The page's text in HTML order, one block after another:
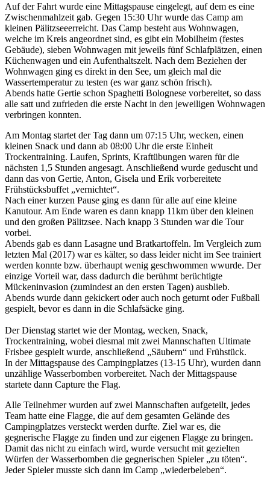
Auf der Fahrt wurde eine Mittagspause eingelegt, auf dem es eine
Zwischenmahlzeit gab. Gegen 15:30 Uhr wurde das Camp am
kleinen Pälitzseeerreicht. Das Camp besteht aus Wohnwagen,
welche im Kreis angeordnet sind, es gibt ein Mobilheim (festes
Gebäude), sieben Wohnwagen mit jeweils fünf Schlafplätzen, einen
Küchenwagen und ein Aufenthaltszelt. Nach dem Beziehen der
Wohnwagen ging es direkt in den See, um gleich mal die
Wassertemperatur zu testen (es war ganz schön frisch).
Abends hatte Gertie schon Spaghetti Bolognese vorbereitet, so dass
alle satt und zufrieden die erste Nacht in den jeweiligen Wohnwagen
verbringen konnten.
Am Montag startet der Tag dann um 07:15 Uhr, wecken, einen
kleinen Snack und dann ab 08:00 Uhr die erste Einheit
Trockentraining. Laufen, Sprints, Kraftübungen waren für die
nächsten 1,5 Stunden angesagt. Anschließend wurde geduscht und
dann das von Gertie, Anton, Gisela und Erik vorbereitete
Frühstücksbuffet „vernichtet“.
Nach einer kurzen Pause ging es dann für alle auf eine kleine
Kanutour. Am Ende waren es dann knapp 11km über den kleinen
und den großen Pälitzsee. Nach knapp 3 Stunden war die Tour
vorbei.
Abends gab es dann Lasagne und Bratkartoffeln. Im Vergleich zum
letzten Mal (2017) war es kälter, so dass leider nicht im See trainiert
werden konnte bzw. überhaupt wenig geschwommen wwurde. Der
einzige Vorteil war, dass dadurch die berühmt berüchtigte
Mückeninvasion (zumindest an den ersten Tagen) ausblieb.
Abends wurde dann gekickert oder auch noch geturnt oder Fußball
gespielt, bevor es dann in die Schlafsäcke ging.
Der Dienstag startet wie der Montag, wecken, Snack,
Trockentraining, wobei diesmal mit zwei Mannschaften Ultimate
Frisbee gespielt wurde, anschließend „Säubern“ und Frühstück.
In der Mittagspause des Campingplatzes (13-15 Uhr), wurden dann
unzählige Wasserbomben vorbereitet. Nach der Mittagspause
startete dann Capture the Flag.
Alle Teilnehmer wurden auf zwei Mannschaften aufgeteilt, jedes
Team hatte eine Flagge, die auf dem gesamten Gelände des
Campingplatzes versteckt werden durfte. Ziel war es, die
gegnerische Flagge zu finden und zur eigenen Flagge zu bringen.
Damit das nicht zu einfach wird, wurde versucht mit gezielten
Würfen der Wasserbomben die gegnerischen Spieler „zu töten“.
Jeder Spieler musste sich dann im Camp „wiederbeleben“.